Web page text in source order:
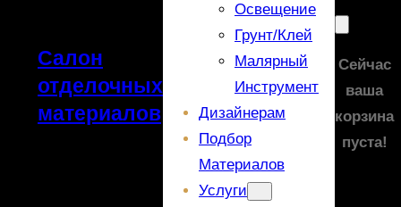
Салон
отделочных
материалов
Освещение
Грунт/Клей
Малярный
Инструмент
Дизайнерам
Подбор
Материалов
Услуги
Сейчас
ваша
корзина
пуста!